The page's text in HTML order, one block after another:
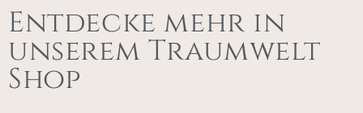
Entdecke mehr in
unserem Traumwelt
Shop